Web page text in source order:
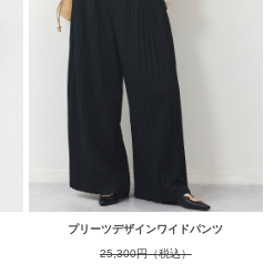
プリーツデザインワイドパンツ
25,300円（税込）